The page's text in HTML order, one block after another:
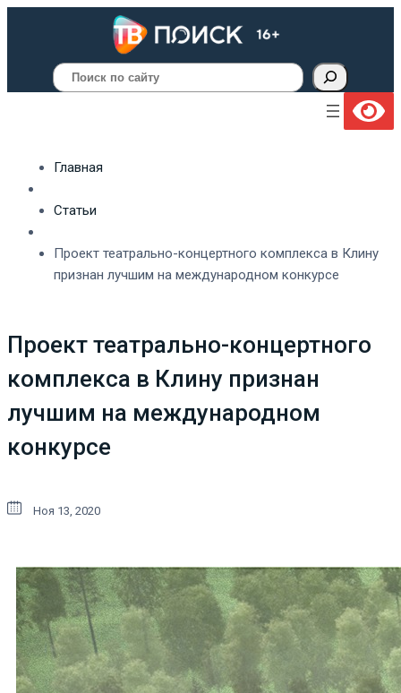
Поиск
Главная
Статьи
Проект театрально-концертного комплекса в Клину
признан лучшим на международном конкурсе
Проект театрально-концертного
комплекса в Клину признан
лучшим на международном
конкурсе
Ноя 13, 2020